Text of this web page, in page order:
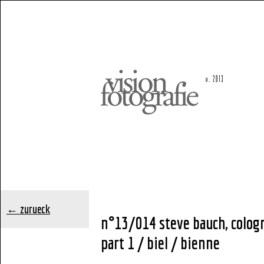
← zurueck
n°13/014 steve bauch,
part 1 / biel / bienne